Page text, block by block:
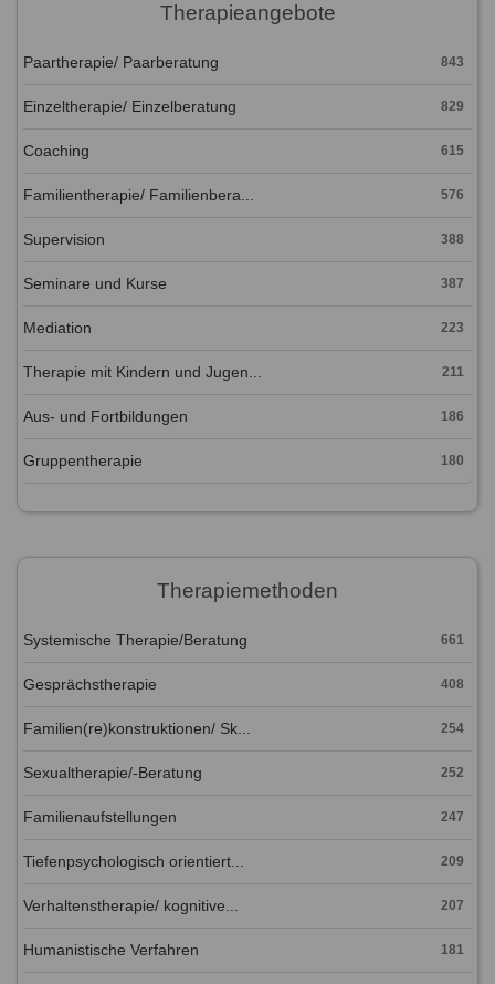
Therapieangebote
Paartherapie/ Paarberatung 843
Einzeltherapie/ Einzelberatung 829
Coaching 615
Familientherapie/ Familienbera... 576
Supervision 388
Seminare und Kurse 387
Mediation 223
Therapie mit Kindern und Jugen... 211
Aus- und Fortbildungen 186
Gruppentherapie 180
Therapiemethoden
Systemische Therapie/Beratung 661
Gesprächstherapie 408
Familien(re)konstruktionen/ Sk... 254
Sexualtherapie/-Beratung 252
Familienaufstellungen 247
Tiefenpsychologisch orientiert... 209
Verhaltenstherapie/ kognitive... 207
Humanistische Verfahren 181